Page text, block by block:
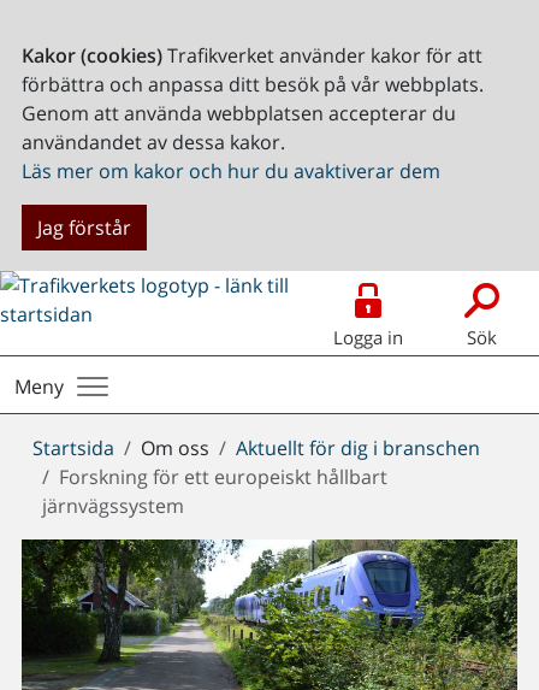
Kakor (cookies)Trafikverket använder kakor för att
förbättra och anpassa ditt besök på vår webbplats.
Genom att använda webbplatsen accepterar du
användandet av dessa kakor.
Läs mer om kakor och hur du avaktiverar dem
Jag förstår
Logga in Sök
Meny
Du
är
här:
Startsida Om oss
Aktuellt för dig i branschen
Forskning för ett europeiskt hållbart
järnvägssystem